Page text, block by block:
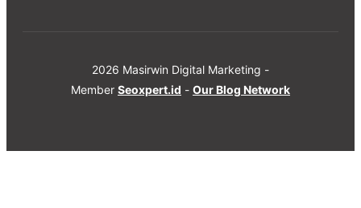
2026 Masirwin Digital Marketing -
Member Seoxpert.id - Our Blog Network